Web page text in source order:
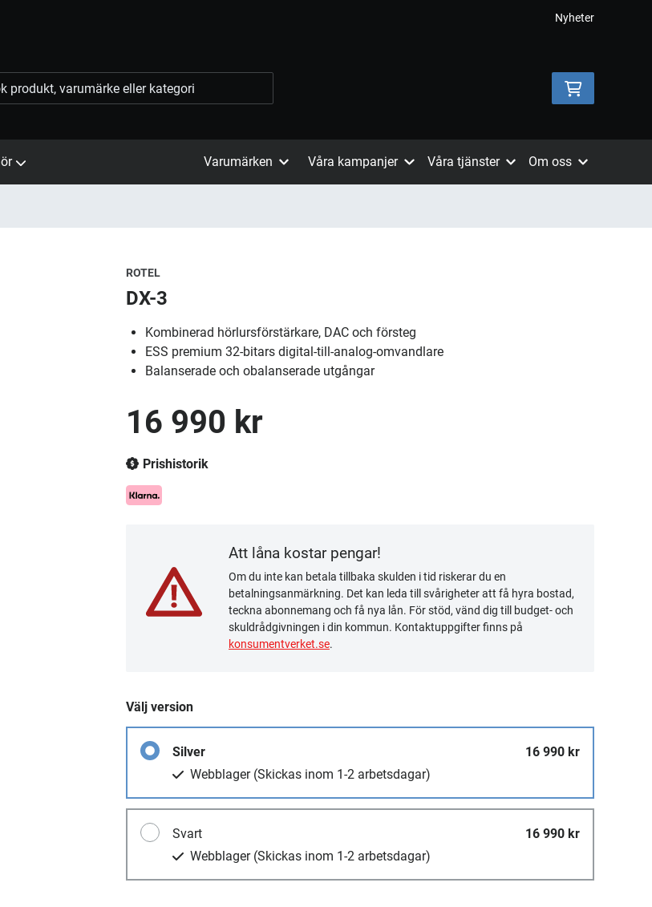
Nyheter
Varumärken Våra kampanjer Våra tjänster Om oss
ROTEL
DX-3
Kombinerad hörlursförstärkare, DAC och försteg
ESS premium 32-bitars digital-till-analog-omvandlare
Balanserade och obalanserade utgångar
16 990 kr
Prishistorik
Att låna kostar pengar!
Om du inte kan betala tillbaka skulden i tid riskerar du en
betalningsanmärkning. Det kan leda till svårigheter att få hyra bostad,
teckna abonnemang och få nya lån. För stöd, vänd dig till budget- och
skuldrådgivningen i din kommun. Kontaktuppgifter finns på
konsumentverket.se.
Välj version
Silver
16 990 kr
Webblager (Skickas inom 1-2 arbetsdagar)
Svart
16 990 kr
Webblager (Skickas inom 1-2 arbetsdagar)